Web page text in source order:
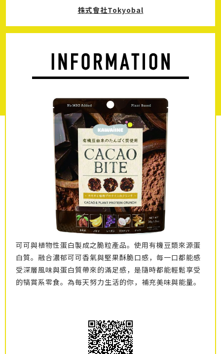
株式會社Tokyobal
可可與植物性蛋白製成之脆粒產品。使用有機豆類來源蛋
白質。融合濃郁可可香氣與堅果酥脆口感，每一口都能感
受深層風味與蛋白質帶來的滿足感，是隨時都能輕鬆享受
的犒賞系零食。為每天努力生活的你，補充美味與能量。